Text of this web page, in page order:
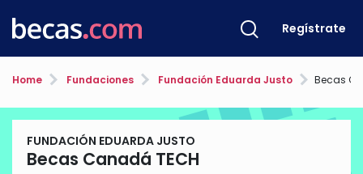
Regístrate
Home Fundaciones Fundación Eduarda Justo Becas
FUNDACIÓN EDUARDA JUSTO
Becas Canadá TECH